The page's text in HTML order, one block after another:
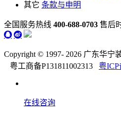
其它 条款与申明
全国服务热线 400-688-0703 售后
Copyright © 1997- 2026 广东华宁
粤工商备P131811002313 粤ICP
在线咨询